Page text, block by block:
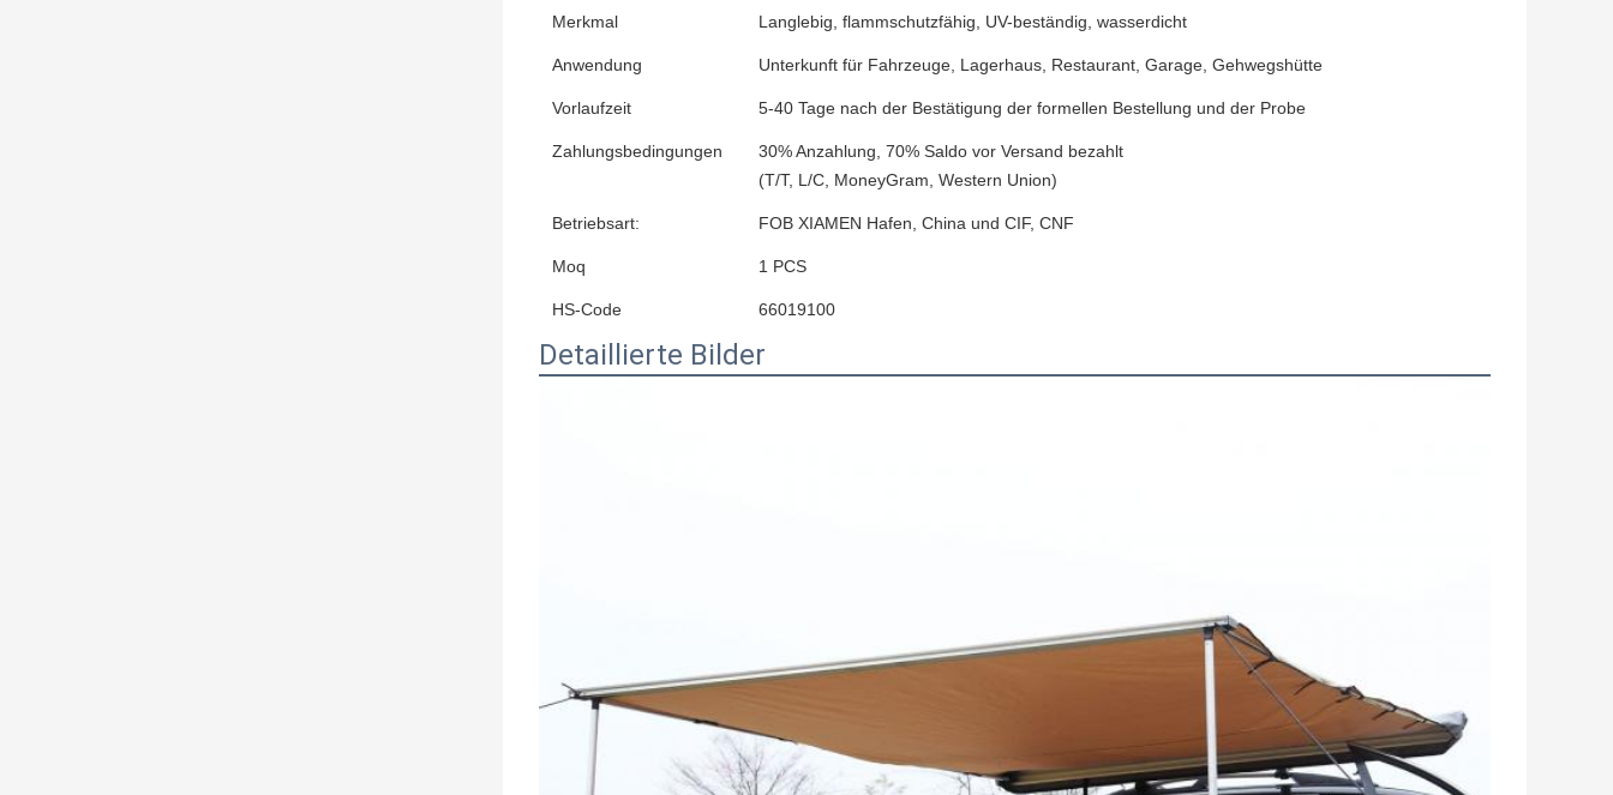
Merkmal Langlebig, flammschutzfähig, UV-beständig, wasserdicht
Anwendung Unterkunft für Fahrzeuge, Lagerhaus, Restaurant, Garage, Gehwegshütte
Vorlaufzeit 5-40 Tage nach der Bestätigung der formellen Bestellung und der Probe
Zahlungsbedingungen
30% Anzahlung, 70% Saldo vor Versand bezahlt
(T/T, L/C, MoneyGram, Western Union)
Betriebsart: FOB XIAMEN Hafen, China und CIF, CNF
Moq 1 PCS
HS-Code 66019100
Detaillierte Bilder